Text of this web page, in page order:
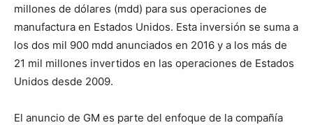
millones de dólares (mdd) para sus operaciones de
manufactura en Estados Unidos. Esta inversión se suma a
los dos mil 900 mdd anunciados en 2016 y a los más de
21 mil millones invertidos en las operaciones de Estados
Unidos desde 2009.
El anuncio de GM es parte del enfoque de la compañía